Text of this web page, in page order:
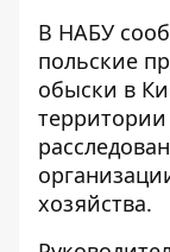
В НАБУ
польские
обыски в
хозяйства.